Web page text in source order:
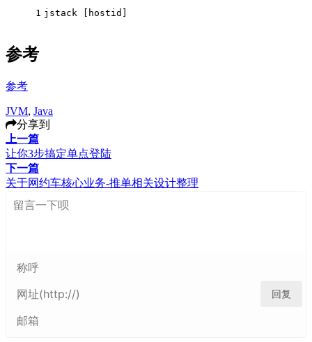
1 jstack [ hostid
参考
参考
JVM, Java
分享到
上一篇
让你3步搞定单点登陆
下一篇
关于网约车核心业务-推单相关设计整理
回复